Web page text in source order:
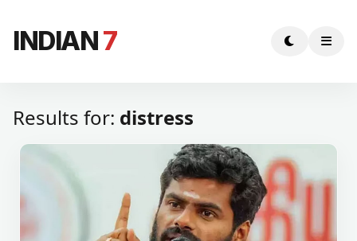
INDIAN7
Results for: distress